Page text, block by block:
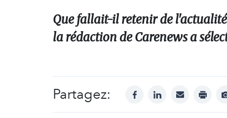
Que fallait-il retenir de
la rédaction de Carenews a
Partagez: facebooklinkedinmail print